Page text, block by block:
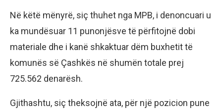
Në këtë mënyrë, siç thuhet nga MPB, i denoncuari u
ka mundësuar 11 punonjësve të përfitojnë dobi
materiale dhe i kanë shkaktuar dëm buxhetit të
komunës së Çashkës në shumën totale prej
725.562 denarësh.
Gjithashtu, siç theksojnë ata, për një pozicion pune